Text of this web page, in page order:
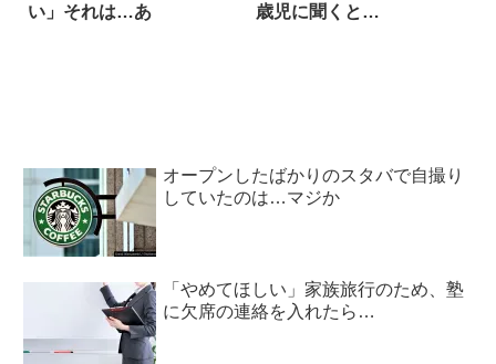
い」それは…あ
歳児に聞くと…
オープンしたばかりのスタバで自撮り
していたのは…マジか
「やめてほしい」家族旅行のため、塾
に欠席の連絡を入れたら…